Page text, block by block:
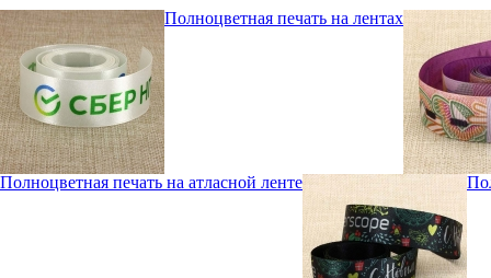
Полноцветная печать на лентах
Полноцветная печать на атласной ленте